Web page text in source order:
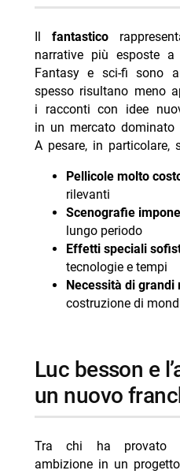
- Clementino cade dal
- Gigi Hadid e Bradley
segreto
- Cristina Marino incinta?
- Licia Colò contro gli
Ilfantastico
narrative più esposte a
Fantasy e sci-fi sono
spesso risultano meno
i racconti con idee
in un mercato
A pesare, in particolare,
Pellicole molto
rilevanti
Scenografie
lungo periodo
Effetti speciali
tecnologie e tempi
Necessità di grandi
costruzione di
luc besson e l’ambizione di
un nuovo
Tra chi ha provato
ambizione in un